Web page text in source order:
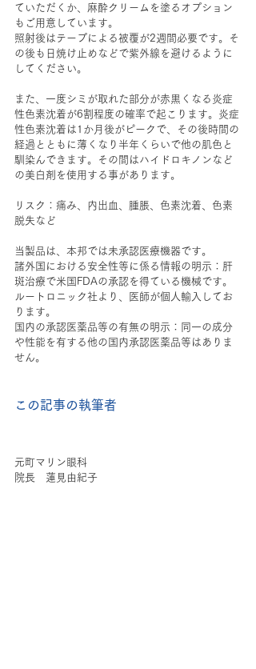
ていただくか、麻酔クリームを塗るオプション
もご用意しています。
照射後はテープによる被覆が2週間必要です。そ
の後も日焼け止めなどで紫外線を避けるように
してください。
また、一度シミが取れた部分が赤黒くなる炎症
性色素沈着が6割程度の確率で起こります。炎症
性色素沈着は1か月後がピークで、その後時間の
経過とともに薄くなり半年くらいで他の肌色と
馴染んできます。その間はハイドロキノンなど
の美白剤を使用する事があります。
リスク：痛み、内出血、腫脹、色素沈着、色素
脱失など
当製品は、本邦では未承認医療機器です。
諸外国における安全性等に係る情報の明示：肝
斑治療で米国FDAの承認を得ている機械です。
ルートロニック社より、医師が個人輸入してお
ります。
国内の承認医薬品等の有無の明示：同一の成分
や性能を有する他の国内承認医薬品等はありま
せん。
この記事の執筆者
元町マリン眼科
院長　蓮見由紀子